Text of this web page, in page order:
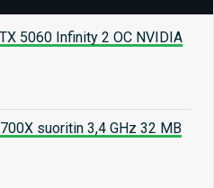
5060 Infinity 2 OC NVIDIA
suoritin 3,4 GHz 32 MB